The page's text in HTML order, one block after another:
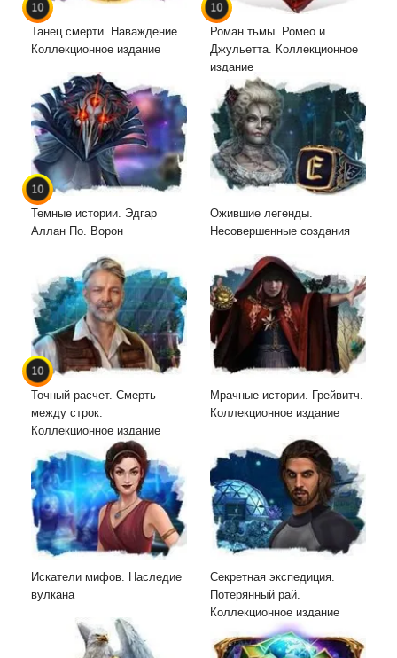
10
Танец смерти. Наваждение.
Коллекционное издание
10
Роман тьмы. Ромео и
Джульетта. Коллекционное
издание
10
Темные истории. Эдгар
Аллан По. Ворон
Ожившие легенды.
Несовершенные создания
10
Точный расчет. Смерть
между строк.
Коллекционное издание
Мрачные истории. Грейвитч.
Коллекционное издание
Искатели мифов. Наследие
вулкана
Секретная экспедиция.
Потерянный рай.
Коллекционное издание